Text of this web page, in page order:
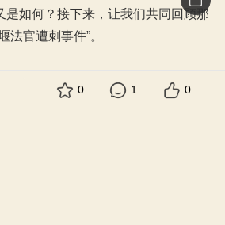
是如何？接下来，让我们共同回顾那
法官遭刺事件”。
0 1 0